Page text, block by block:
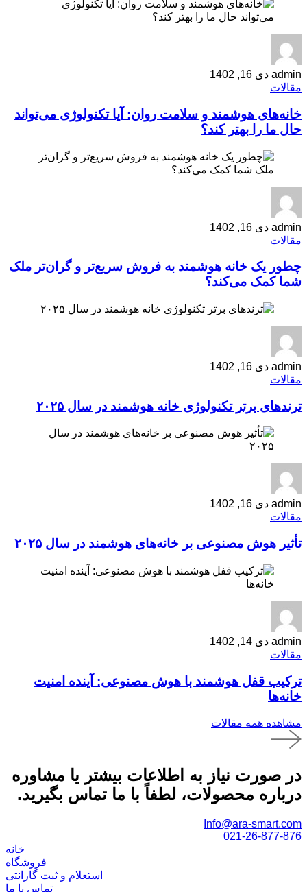
admin دی 16, 1402
مقالات
خانه‌های هوشمند و سلامت روان: آیا تکنولوژی می‌تواند
حال ما را بهتر کند؟
admin دی 16, 1402
مقالات
چطور یک خانه هوشمند به فروش سریع‌تر و گران‌تر ملک
شما کمک می‌کند؟
admin دی 16, 1402
مقالات
ترندهای برتر تکنولوژی خانه هوشمند در سال ۲۰۲۵
admin دی 16, 1402
مقالات
تأثیر هوش مصنوعی بر خانه‌های هوشمند در سال ۲۰۲۵
admin دی 14, 1402
مقالات
ترکیب قفل هوشمند با هوش مصنوعی: آینده امنیت
خانه‌ها
مشاهده همه مقالات
در صورت نیاز به اطلاعات بیشتر یا مشاوره
درباره محصولات، لطفاً با ما تماس بگیرید.
Info@ara-smart.com
021-26-877-876
خانه
فروشگاه
استعلام و ثبت گارانتی
تماس با ما